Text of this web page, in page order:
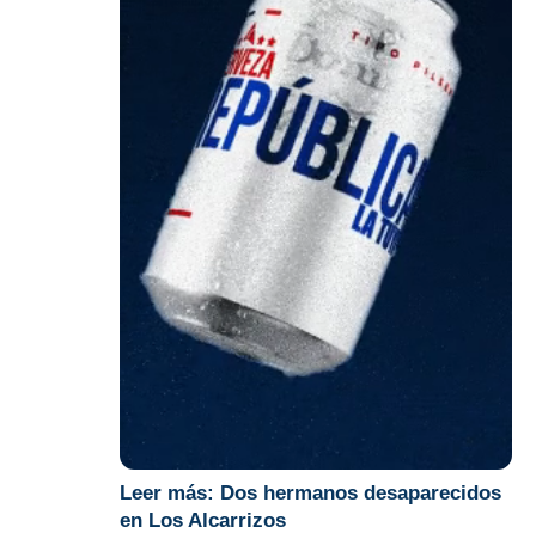
Leer más: Dos hermanos desaparecidos
en Los Alcarrizos